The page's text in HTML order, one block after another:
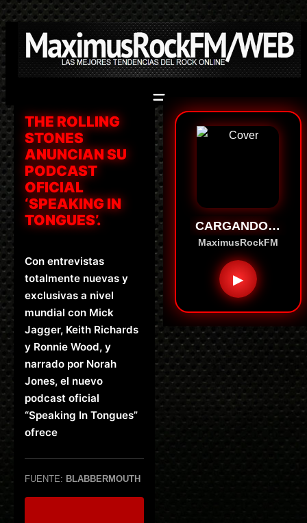
Saltar
al
contenido
THE ROLLING
STONES
ANUNCIAN SU
PODCAST
OFICIAL
‘SPEAKING IN
TONGUES’.
Con entrevistas
totalmente nuevas y
exclusivas a nivel
mundial con Mick
Jagger, Keith Richards
y Ronnie Wood, y
narrado por Norah
Jones, el nuevo
podcast oficial
“Speaking In Tongues”
ofrece
FUENTE: BLABBERMOUTH
CARGANDO…
MaximusRockFM
▶